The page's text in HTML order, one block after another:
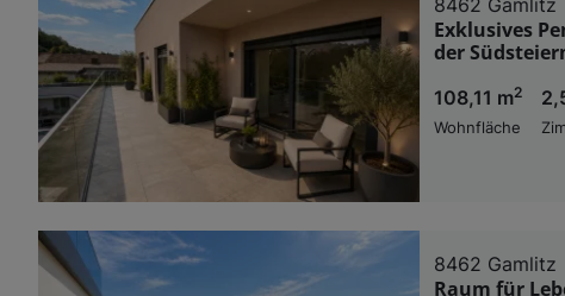
Exklusives
der
108,11 m2
Wohnfläche
8462 Gamlitz
Raum für